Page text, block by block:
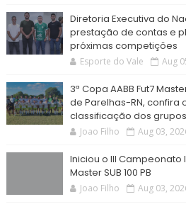
Diretoria Executiva do
prestação de contas e
próximas competições
Esporte do Vale Aug
3ª Copa AABB Fut7
de Parelhas-RN, confira
classificação dos grupos
Joao Filho Aug 03,
Iniciou o III
Master SUB 100 PB
Joao Filho Aug 03,